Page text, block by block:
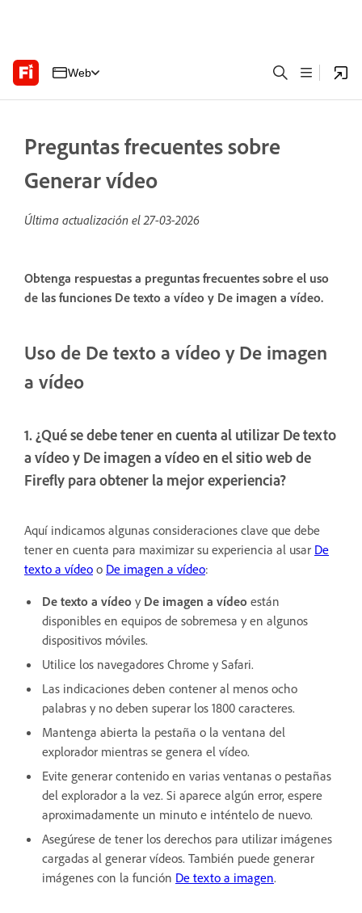
Web
Preguntas frecuentes sobre
Generar vídeo
Última actualización el27-03-2026
Obtenga respuestas a preguntas frecuentes sobre el uso
de las funciones De texto a vídeo y De imagen a vídeo.
Uso de De texto a vídeo y De imagen
a vídeo
1. ¿Qué se debe tener en cuenta al utilizar De texto
a vídeo y De imagen a vídeo en el sitio web de
Firefly para obtener la mejor experiencia?
Aquí indicamos algunas consideraciones clave que debe
tener en cuenta para maximizar su experiencia al usar De
texto a vídeo o De imagen a vídeo:
De texto a vídeo y De imagen a vídeo están
disponibles en equipos de sobremesa y en algunos
dispositivos móviles.
Utilice los navegadores Chrome y Safari.
Las indicaciones deben contener al menos ocho
palabras y no deben superar los 1800 caracteres.
Mantenga abierta la pestaña o la ventana del
explorador mientras se genera el vídeo.
Evite generar contenido en varias ventanas o pestañas
del explorador a la vez. Si aparece algún error, espere
aproximadamente un minuto e inténtelo de nuevo.
Asegúrese de tener los derechos para utilizar imágenes
cargadas al generar vídeos. También puede generar
imágenes con la función De texto a imagen.